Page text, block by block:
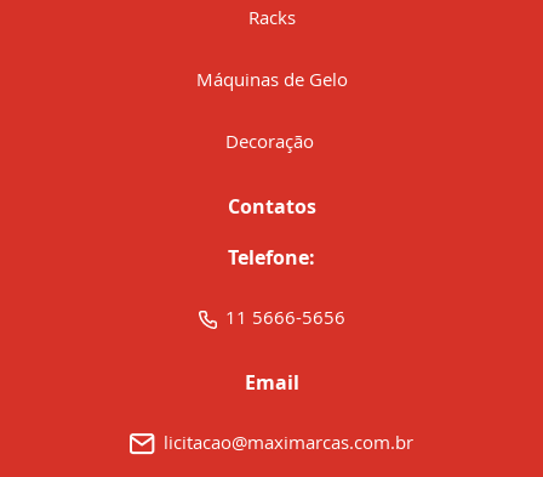
Racks
Máquinas de Gelo
Decoração
Contatos
Telefone:
11 5666-5656
Email
licitacao@maximarcas.com.br